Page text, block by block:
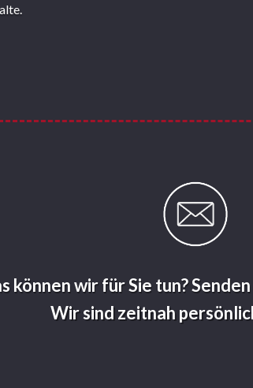
können wir für Sie tun?
Wir sind zeitnah